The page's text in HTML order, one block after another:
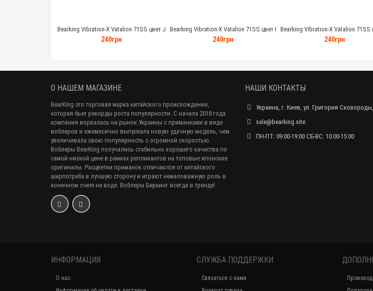
Bearking Vibration-X Vatalion 71SS цвет J
10.7 грамм
240грн
Bearking Vibration-X Vatalion 71SS цвет I
10.7 грамм
240грн
Bearking Vibration-X Vatalion 71SS
10.7 грамм
240грн
О НАШЕМ МАГАЗИНЕ
BearKing это торговая марка китайского происхождения,
которая бьет рекорды роста популярности. С начала 2018 года
компания ворвалась на рынок Украины с приманками в виде
воблеров и ежемесячно выпускала новую удачную модель, чем
увеличивала свою популярность с огромной скоростью.
Воблеры BearKing получались стабильно хорошего качества по
самой низкой цене в рамках репликантов на топовые японские
оригиналы. Расцветки приманок отличаются от китайского
ширпотреба в лучшую сторону и играют немаловажную роль в
конечном счете на воде. Воблеры Беркинг всегда в тренде!
НАШИ КОНТАКТЫ
Украина, г. Киев, ул. Григория
sale@bearking.site
ПН-ПТ: 09:00-19:00 СБ-ВС: 10:00-15:00
ИНФОРМАЦИЯ
О нас
СЛУЖБА ПОДДЕРЖКИ
Связаться с нами